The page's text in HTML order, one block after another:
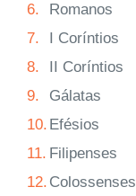
6.
Romanos
7.
I Coríntios
8.
II Coríntios
9.
Gálatas
10. Efésios
11. Filipenses
12. Colossenses